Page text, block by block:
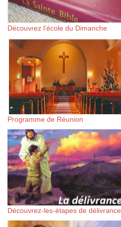
Découvrez l’école du Dimanche
Programme de Réunion
Découvrez-les-étapes de délivrance